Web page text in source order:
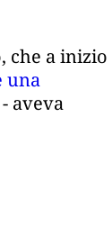
che a inizio
una
aveva